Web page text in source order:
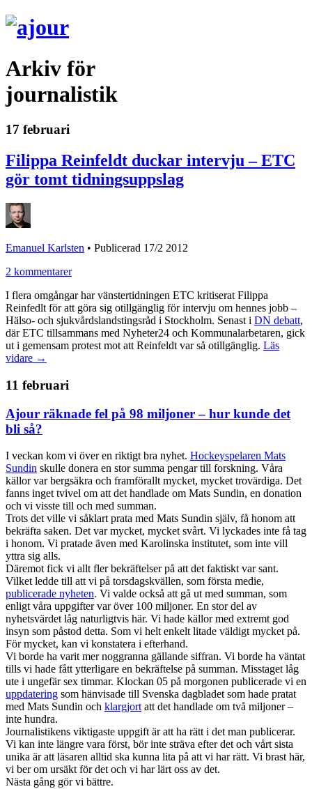
Arkiv för
journalistik
17 februari
Filippa Reinfeldt duckar intervju – ETC
gör tomt tidningsuppslag
Emanuel Karlsten • Publicerad 17/2 2012
2 kommentarer
I flera omgångar har vänstertidningen ETC kritiserat Filippa
Reinfedlt för att göra sig otillgänglig för intervju om hennes jobb –
Hälso- och sjukvårdslandstingsråd i Stockholm. Senast i DN debatt,
där ETC tillsammans med Nyheter24 och Kommunalarbetaren, gick
ut i gemensam protest mot att Reinfeldt var så otillgänglig. Läs
vidare →
11 februari
Ajour räknade fel på 98 miljoner – hur kunde det
bli så?
I veckan kom vi över en riktigt bra nyhet. Hockeyspelaren Mats
Sundin skulle donera en stor summa pengar till forskning. Våra
källor var bergsäkra och framförallt mycket, mycket trovärdiga. Det
fanns inget tvivel om att det handlade om Mats Sundin, en donation
och vi visste till och med summan.
Trots det ville vi såklart prata med Mats Sundin själv, få honom att
bekräfta saken. Det var mycket, mycket svårt. Vi lyckades inte få tag
i honom. Vi pratade även med Karolinska institutet, som inte vill
yttra sig alls.
Däremot fick vi allt fler bekräftelser på att det faktiskt var sant.
Vilket ledde till att vi på torsdagskvällen, som första medie,
publicerade nyheten. Vi valde också att gå ut med summan, som
enligt våra uppgifter var över 100 miljoner. En stor del av
nyhetsvärdet låg naturligtvis här. Vi hade källor med extremt god
insyn som påstod detta. Som vi helt enkelt litade väldigt mycket på.
För mycket, kan vi konstatera i efterhand.
Vi borde ha varit mer noggranna gällande siffran. Vi borde ha väntat
tills vi hade fått ytterligare en bekräftelse på summan. Misstaget låg
ute i ungefär sex timmar. Klockan 05 på morgonen publicerade vi en
uppdatering som hänvisade till Svenska dagbladet som hade pratat
med Mats Sundin och klargjort att det handlade om två miljoner –
inte hundra.
Journalistikens viktigaste uppgift är att ha rätt i det man publicerar.
Vi kan inte längre vara först, bör inte sträva efter det och vårt sista
unika är att läsaren alltid ska kunna lita på att vi har rätt. Vi brast här,
vi ber om ursäkt för det och vi har lärt oss av det.
Nästa gång gör vi bättre.